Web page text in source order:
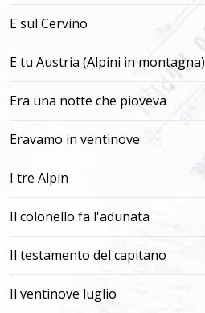
E sul Cervino
E tu Austria (Alpini in montagna)
Era una notte che pioveva
Eravamo in ventinove
I tre Alpin
Il colonello fa l'adunata
Il testamento del capitano
Il ventinove luglio